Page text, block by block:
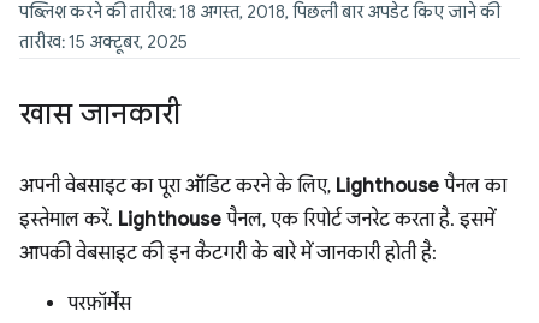
पब्लिश करने की तारीख: 18 अगस्त, 2018, पिछली बार अपडेट किए जाने की
तारीख: 15 अक्टूबर, 2025
खास जानकारी
अपनी वेबसाइट का पूरा ऑडिट करने के लिए, Lighthouse पैनल का
इस्तेमाल करें. Lighthouse पैनल, एक रिपोर्ट जनरेट करता है. इसमें
आपकी वेबसाइट की इन कैटगरी के बारे में जानकारी होती है:
परफ़ॉर्मेंस